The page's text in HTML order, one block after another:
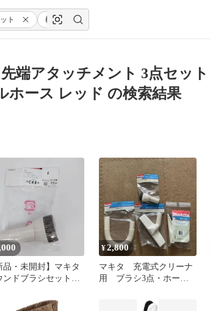
ト 棚ブラシ
端アタッチメント 3点セッ
ース レッド の検索結果
品・未開封】マキタ
ンドブラシセット品
¥2,800
マキタ 充電式クリーナ
用 ブラシ3点・ホース1